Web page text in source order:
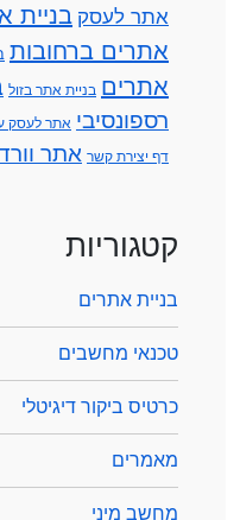
אתר לעסק בניית
אתרים ברחובות
אתרים בניית אתר בזול
רספונסיבי אתר לעסק
דף יצירת קשר אתר
קטגוריות
בניית אתרים
טכנאי מחשבים
כרטיס ביקור דיגיטלי
מאמרים
מחשב מיני